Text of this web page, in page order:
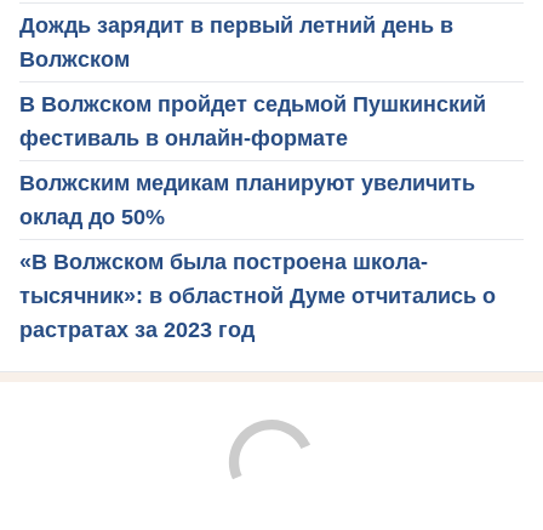
Дождь зарядит в первый летний день в
Волжском
В Волжском пройдет седьмой Пушкинский
фестиваль в онлайн-формате
Волжским медикам планируют увеличить
оклад до 50%
«В Волжском была построена школа-
тысячник»: в областной Думе отчитались о
растратах за 2023 год